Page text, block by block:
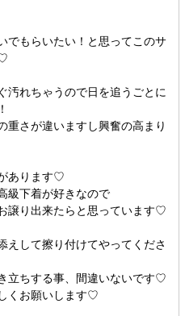
でもらいたい！と思ってこのサ
汚れちゃうので日を追うごとに
重さが違いますし興奮の高まり
あります♡
級下着が好きなので
譲り出来たらと思っています‪‪♡
えして擦り付けてやってくださ
立ちする事、間違いないです♡
くお願いします♡